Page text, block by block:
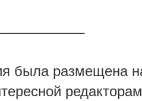
была размещена